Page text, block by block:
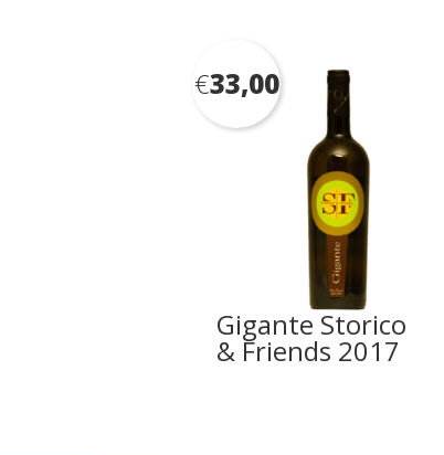
Gigante Storico
& Friends 2017
€33,00